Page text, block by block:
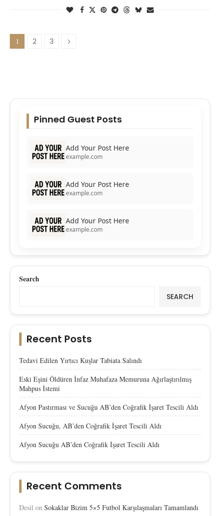
1 2 3
Pinned Guest Posts
Add Your Post Here
example.com
Add Your Post Here
example.com
Add Your Post Here
example.com
Search
SEARCH
Recent Posts
Tedavi Edilen Yırtıcı Kuşlar Tabiata Salındı
Eski Eşini Öldüren İnfaz Muhafaza Memuruna Ağırlaştırılmış
Mahpus İstemi
Afyon Pastırması ve Sucuğu AB’den Coğrafik İşaret Tescili Aldı
Afyon Sucuğu, AB’den Coğrafik İşaret Tescili Aldı
Afyon Sucuğu AB’den Coğrafik İşaret Tescili Aldı
Recent Comments
Desil on Sokaklar Bizim 5×5 Futbol Karşılaşmaları Tamamlandı